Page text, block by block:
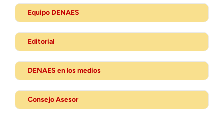
Equipo DENAES
Editorial
DENAES en los medios
Consejo Asesor